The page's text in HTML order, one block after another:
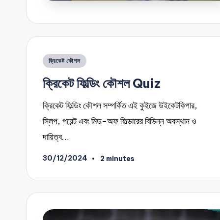
Posted
ক্রিকেট কৌশল
ক্রিকেট ফিল্ডিং কৌশল Quiz
ক্রিকেট ফিল্ডিং কৌশল সম্পর্কিত এই কুইজে উইকেটকিপার,
স্লিপ, পয়েন্ট এবং মিড-অফ ফিল্ডারের বিভিন্ন অবস্থান ও
দায়িত্ব…
30/12/2024 2 minutes